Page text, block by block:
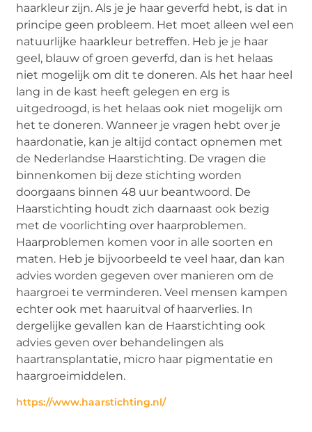
haarkleur zijn. Als je je haar geverfd hebt, is dat in
principe geen probleem. Het moet alleen wel een
natuurlijke haarkleur betreffen. Heb je je haar
geel, blauw of groen geverfd, dan is het helaas
niet mogelijk om dit te doneren. Als het haar heel
lang in de kast heeft gelegen en erg is
uitgedroogd, is het helaas ook niet mogelijk om
het te doneren. Wanneer je vragen hebt over je
haardonatie, kan je altijd contact opnemen met
de Nederlandse Haarstichting. De vragen die
binnenkomen bij deze stichting worden
doorgaans binnen 48 uur beantwoord. De
Haarstichting houdt zich daarnaast ook bezig
met de voorlichting over haarproblemen.
Haarproblemen komen voor in alle soorten en
maten. Heb je bijvoorbeeld te veel haar, dan kan
advies worden gegeven over manieren om de
haargroei te verminderen. Veel mensen kampen
echter ook met haaruitval of haarverlies. In
dergelijke gevallen kan de Haarstichting ook
advies geven over behandelingen als
haartransplantatie, micro haar pigmentatie en
haargroeimiddelen.
https://www.haarstichting.nl/